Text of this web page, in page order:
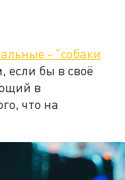
- "собаки
если бы в своё
в
что на